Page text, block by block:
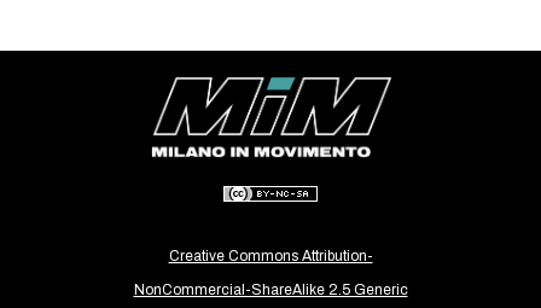
Creative Commons Attribution-
NonCommercial-ShareAlike 2.5 Generic